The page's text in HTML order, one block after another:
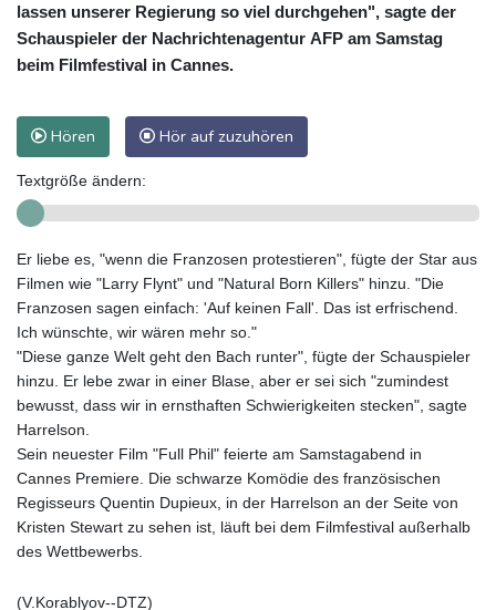
lassen unserer Regierung so viel durchgehen", sagte der
Schauspieler der Nachrichtenagentur AFP am Samstag
beim Filmfestival in Cannes.
Hören Hör auf zuzuhören
Textgröße ändern:
Er liebe es, "wenn die Franzosen protestieren", fügte der Star aus
Filmen wie "Larry Flynt" und "Natural Born Killers" hinzu. "Die
Franzosen sagen einfach: 'Auf keinen Fall'. Das ist erfrischend.
Ich wünschte, wir wären mehr so."
"Diese ganze Welt geht den Bach runter", fügte der Schauspieler
hinzu. Er lebe zwar in einer Blase, aber er sei sich "zumindest
bewusst, dass wir in ernsthaften Schwierigkeiten stecken", sagte
Harrelson.
Sein neuester Film "Full Phil" feierte am Samstagabend in
Cannes Premiere. Die schwarze Komödie des französischen
Regisseurs Quentin Dupieux, in der Harrelson an der Seite von
Kristen Stewart zu sehen ist, läuft bei dem Filmfestival außerhalb
des Wettbewerbs.
(V.Korablyov--DTZ)